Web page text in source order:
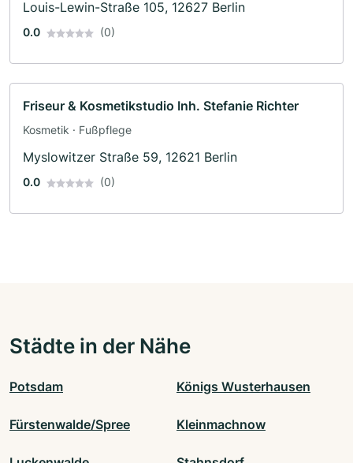
Louis-Lewin-Straße 105, 12627 Berlin
0.0 (0)
Friseur & Kosmetikstudio Inh. Stefanie Richter
Kosmetik · Fußpflege
Myslowitzer Straße 59, 12621 Berlin
0.0 (0)
Städte in der Nähe
Potsdam Königs Wusterhausen
Fürstenwalde/Spree Kleinmachnow